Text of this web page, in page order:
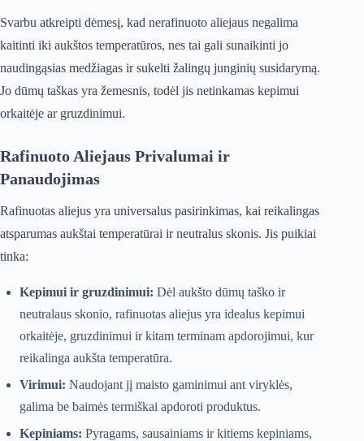
Svarbu atkreipti dėmesį, kad nerafinuoto aliejaus negalima
kaitinti iki aukštos temperatūros, nes tai gali sunaikinti jo
naudingąsias medžiagas ir sukelti žalingų junginių susidarymą.
Jo dūmų taškas yra žemesnis, todėl jis netinkamas kepimui
orkaitėje ar gruzdinimui.
Rafinuoto Aliejaus Privalumai ir
Panaudojimas
Rafinuotas aliejus yra universalus pasirinkimas, kai reikalingas
atsparumas aukštai temperatūrai ir neutralus skonis. Jis puikiai
tinka:
Kepimui ir gruzdinimui: Dėl aukšto dūmų taško ir
neutralaus skonio, rafinuotas aliejus yra idealus kepimui
orkaitėje, gruzdinimui ir kitam terminam apdorojimui, kur
reikalinga aukšta temperatūra.
Virimui: Naudojant jį maisto gaminimui ant viryklės,
galima be baimės termiškai apdoroti produktus.
Kepiniams: Pyragams, sausainiams ir kitiems kepiniams,